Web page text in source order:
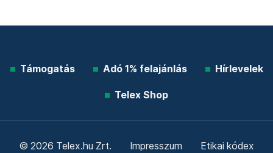
Támogatás Adó 1% felajánlás Hírlevelek
Telex Shop
© 2026 Telex.hu Zrt. Impresszum Etikai kódex